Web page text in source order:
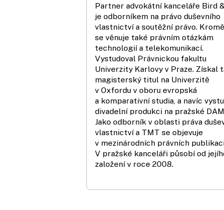
Partner advokátní kanceláře Bird
je odborníkem na právo duševního
vlastnictví a soutěžní právo.
se věnuje také právním otázkám
technologií a telekomunikací.
Vystudoval Právnickou fakultu
Univerzity Karlovy v Praze. Získal
magisterský titul na Univerzitě
v Oxfordu v oboru evropská
a komparativní studia, a navíc
divadelní produkci na pražské
Jako odborník v oblasti práva
vlastnictví a TMT se objevuje
v mezinárodních právních
V pražské kanceláři působí od
založení v roce 2008.